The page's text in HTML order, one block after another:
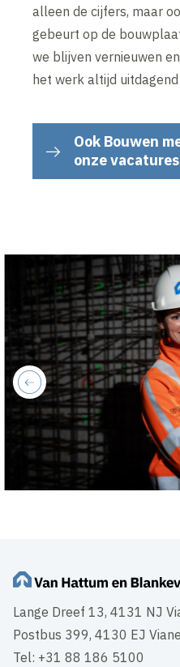
alleen de cijfers, maar
gebeurt op de
we blijven vernieuwen
het werk altijd
Ook Bouwen
onze
previous
Lange Dreef 13, 4131 NJ
Postbus 399, 4130 EJ
Tel: +31 88 186 5100